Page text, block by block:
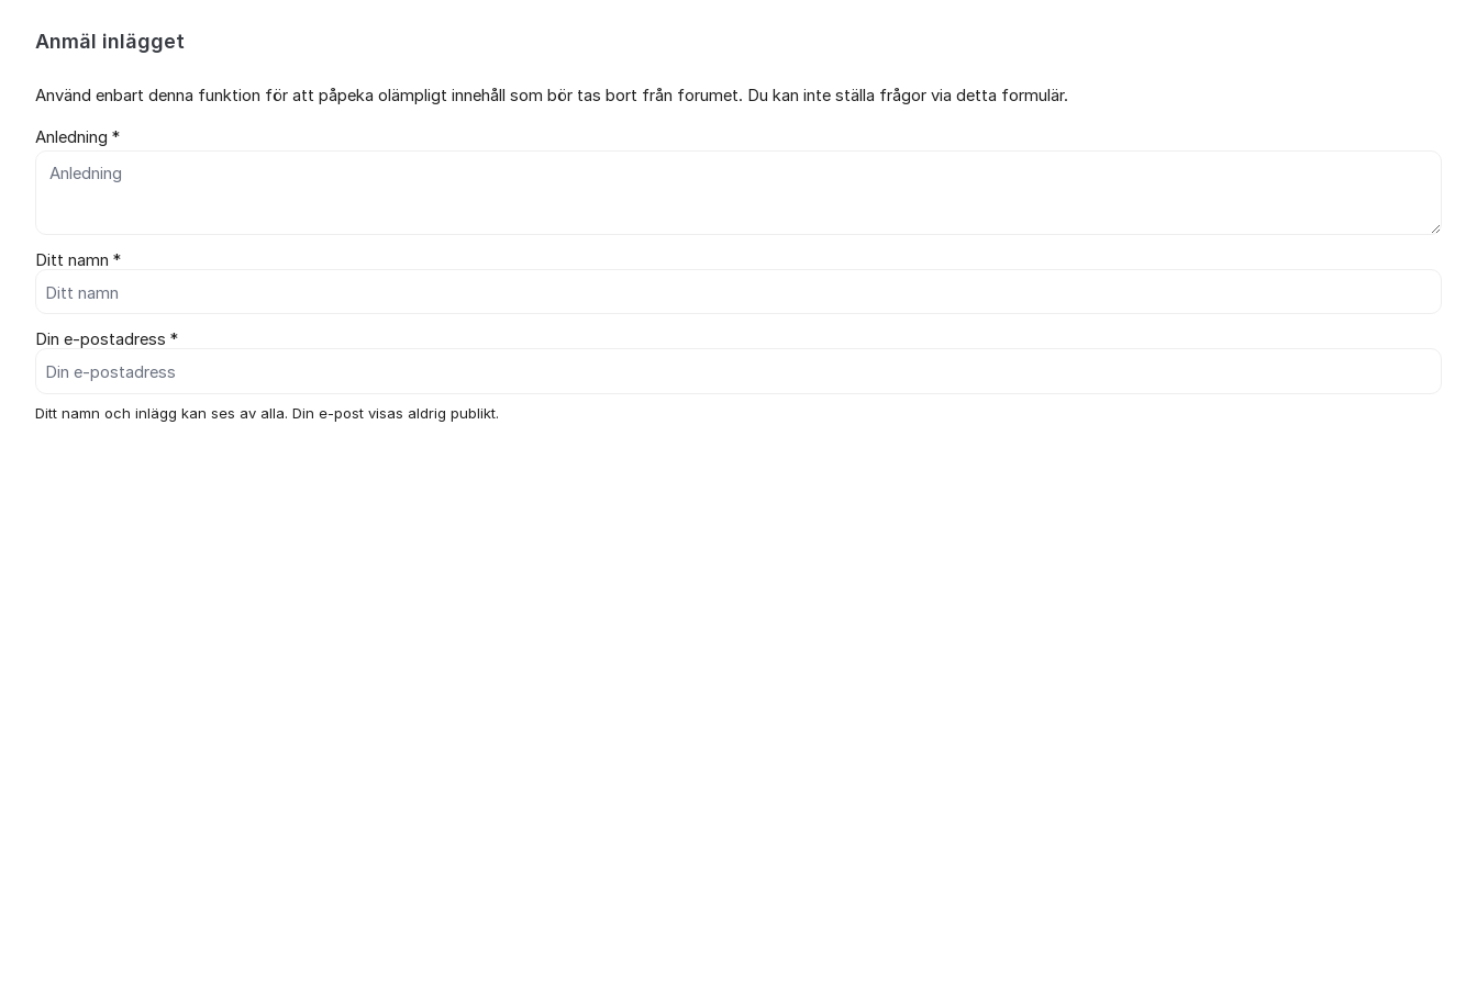
Anmäl inlägget
Använd enbart denna funktion för att påpeka olämpligt innehåll som bör tas bort från forumet. Du kan inte ställa frågor via detta formulär.
Anledning *
Ditt namn *
Din e-postadress *
Ditt namn och inlägg kan ses av alla. Din e-post visas aldrig publikt.